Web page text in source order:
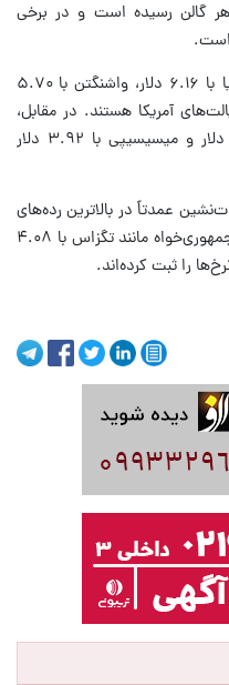
دلار به ازای هر گالن رسیده است و در برخی
بر اساس داده‌های منتشر شده، کالیفرنیا با ۶.۱۶ دلار، واشنگتن با ۵.۷۰
گران‌ترین ایالت‌های آمریکا هستند. در مقابل،
اکلاهمَا با ۳.۹۰ دلار، جورجیا با ۳.۹۱ دلار و میسیسیپی با ۳.۹۲ دلار
عمدتاً در بالاترین رده‌های
قیمتی قرار دارند. در مقابل، ایالت‌های جمهوری‌خواه مانند تگزاس با ۴.۰۸
را ثبت کرده‌اند.